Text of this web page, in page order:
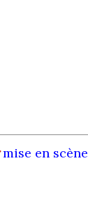
mise en scène